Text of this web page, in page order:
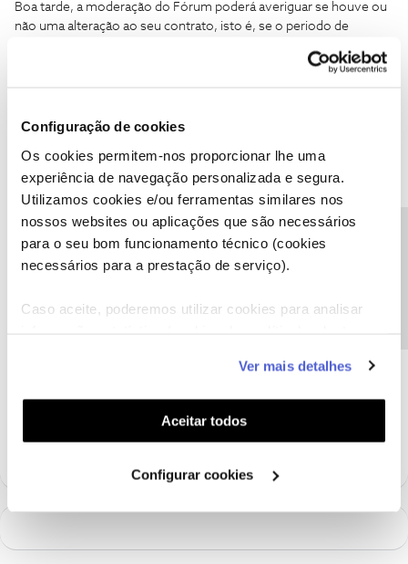
Configuração de cookies
Os cookies permitem-nos proporcionar lhe uma
experiência de navegação personalizada e segura.
Utilizamos cookies e/ou ferramentas similares nos
nossos websites ou aplicações que são necessários
para o seu bom funcionamento técnico (cookies
necessários para a prestação de serviço).
Caso aceite, poderemos utilizar cookies para analisar
funcionalidades (cookies de personalização e
funcionalidade) e adaptar anúncios aos seus interesses
(cookies de publicidade personalizada). Pode gerir a
utilização dos cookies clicando em "Configurar
Ver mais detalhes
Aceitar todos
Configurar cookies
Boa tarde, a moderação do Fórum poderá averiguar se houve ou
não uma alteração ao seu contrato, isto é, se o periodo de
pelos telemóveis era uma possibilidade que foi descontinuada.
Inês B. Forum|Forum|5 years ago
Para podermos analisar a situação, envie-nos uma mensagem
como "Melhor Resposta" e faça "Like" nos melhores comentários.